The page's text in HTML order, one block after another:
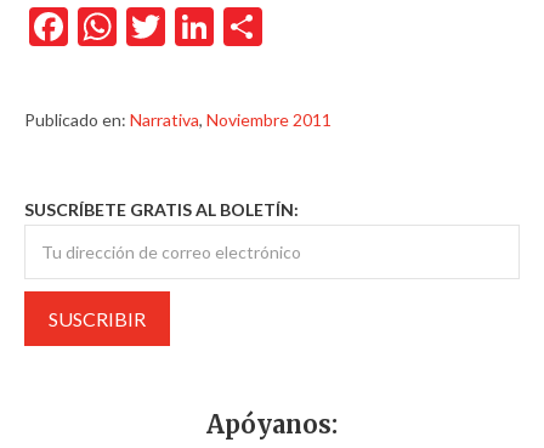
Facebook
WhatsApp
TwitterLinkedIn
Publicado en: Narrativa, Noviembre 2011
SUSCRÍBETE GRATIS AL BOLETÍN:
Apóyanos: